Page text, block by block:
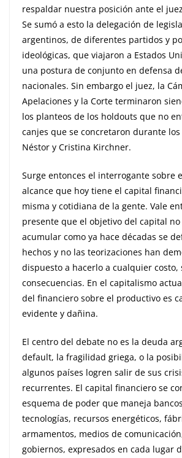
respaldar nuestra posición ante el
Se sumó a esto la delegación de
argentinos, de diferentes partidos y
ideológicas, que viajaron a Estados
una postura de conjunto en defensa
nacionales. Sin embargo el juez, la
Apelaciones y la Corte terminaron
los planteos de los holdouts que no
canjes que se concretaron durante
Néstor y Cristina Kirchner.
Surge entonces el interrogante sobre
alcance que hoy tiene el capital
misma y cotidiana de la gente. Vale
presente que el objetivo del capital
acumular como ya hace décadas se
hechos y no las teorizaciones han
dispuesto a hacerlo a cualquier costo,
consecuencias. En el capitalismo
del financiero sobre el productivo es
evidente y dañina.
El centro del debate no es la deuda
default, la fragilidad griega, o la
algunos países logren salir de sus
recurrentes. El capital financiero se
esquema de poder que maneja
tecnologías, recursos energéticos,
armamentos, medios de
gobiernos, expresados en cada lugar